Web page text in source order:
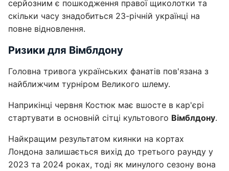
серйозним є пошкодження правої щиколотки та
скільки часу знадобиться 23-річній українці на
повне відновлення.
Ризики для Вімблдону
Головна тривога українських фанатів пов'язана з
найближчим турніром Великого шлему.
Наприкінці червня Костюк має вшосте в кар'єрі
стартувати в основній сітці культового Вімблдону.
Найкращим результатом киянки на кортах
Лондона залишається вихід до третього раунду у
2023 та 2024 роках, тоді як минулого сезону вона